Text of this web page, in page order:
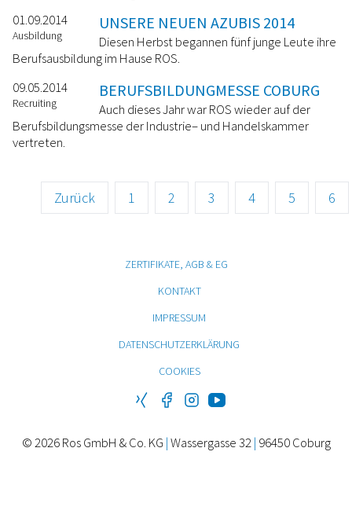
01.09.2014
Ausbildung
UNSERE NEUEN AZUBIS 2014
Diesen Herbst begannen fünf junge Leute ihre
Berufsausbildung im Hause ROS.
09.05.2014
Recruiting
BERUFSBILDUNGMESSE COBURG
Auch dieses Jahr war ROS wieder auf der
Berufsbildungsmesse der Industrie– und Handelskammer
vertreten.
Zurück 1 2 3 4 5 6
ZERTIFIKATE, AGB & EG
KONTAKT
IMPRESSUM
DATENSCHUTZERKLÄRUNG
COOKIES
© 2026 Ros GmbH & Co. KG |Wassergasse 32| 96450 Coburg